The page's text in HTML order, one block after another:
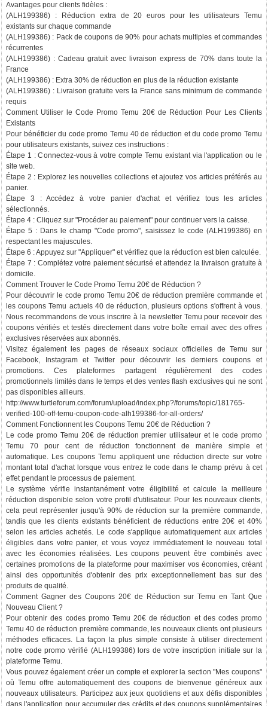
Avantages pour clients fidèles :
(ALH199386) : Réduction extra de 20 euros pour les utilisateurs Temu
existants sur chaque commande
(ALH199386) : Pack de coupons de 90% pour achats multiples et commandes
récurrentes
(ALH199386) : Cadeau gratuit avec livraison express de 70% dans toute la
France
(ALH199386) : Extra 30% de réduction en plus de la réduction existante
(ALH199386) : Livraison gratuite vers la France sans minimum de commande
requis
Comment Utiliser le Code Promo Temu 20€ de Réduction Pour Les Clients
Existants
Pour bénéficier du code promo Temu 40 de réduction et du code promo Temu
pour utilisateurs existants, suivez ces instructions :
Étape 1 : Connectez-vous à votre compte Temu existant via l'application ou le
site web.
Étape 2 : Explorez les nouvelles collections et ajoutez vos articles préférés au
panier.
Étape 3 : Accédez à votre panier d'achat et vérifiez tous les articles
sélectionnés.
Étape 4 : Cliquez sur "Procéder au paiement" pour continuer vers la caisse.
Étape 5 : Dans le champ "Code promo", saisissez le code (ALH199386) en
respectant les majuscules.
Étape 6 : Appuyez sur "Appliquer" et vérifiez que la réduction est bien calculée.
Étape 7 : Complétez votre paiement sécurisé et attendez la livraison gratuite à
domicile.
Comment Trouver le Code Promo Temu 20€ de Réduction ?
Pour découvrir le code promo Temu 20€ de réduction première commande et
les coupons Temu actuels 40 de réduction, plusieurs options s'offrent à vous.
Nous recommandons de vous inscrire à la newsletter Temu pour recevoir des
coupons vérifiés et testés directement dans votre boîte email avec des offres
exclusives réservées aux abonnés.
Visitez également les pages de réseaux sociaux officielles de Temu sur
Facebook, Instagram et Twitter pour découvrir les derniers coupons et
promotions. Ces plateformes partagent régulièrement des codes
promotionnels limités dans le temps et des ventes flash exclusives qui ne sont
pas disponibles ailleurs.
http://www.turtleforum.com/forum/upload/index.php?/forums/topic/181765-
verified-100-off-temu-coupon-code-alh199386-for-all-orders/
Comment Fonctionnent les Coupons Temu 20€ de Réduction ?
Le code promo Temu 20€ de réduction premier utilisateur et le code promo
Temu 70 pour cent de réduction fonctionnent de manière simple et
automatique. Les coupons Temu appliquent une réduction directe sur votre
montant total d'achat lorsque vous entrez le code dans le champ prévu à cet
effet pendant le processus de paiement.
Le système vérifie instantanément votre éligibilité et calcule la meilleure
réduction disponible selon votre profil d'utilisateur. Pour les nouveaux clients,
cela peut représenter jusqu'à 90% de réduction sur la première commande,
tandis que les clients existants bénéficient de réductions entre 20€ et 40%
selon les articles achetés. Le code s'applique automatiquement aux articles
éligibles dans votre panier, et vous voyez immédiatement le nouveau total
avec les économies réalisées. Les coupons peuvent être combinés avec
certaines promotions de la plateforme pour maximiser vos économies, créant
ainsi des opportunités d'obtenir des prix exceptionnellement bas sur des
produits de qualité.
Comment Gagner des Coupons 20€ de Réduction sur Temu en Tant Que
Nouveau Client ?
Pour obtenir des codes promo Temu 20€ de réduction et des codes promo
Temu 40 de réduction première commande, les nouveaux clients ont plusieurs
méthodes efficaces. La façon la plus simple consiste à utiliser directement
notre code promo vérifié (ALH199386) lors de votre inscription initiale sur la
plateforme Temu.
Vous pouvez également créer un compte et explorer la section "Mes coupons"
où Temu offre automatiquement des coupons de bienvenue généreux aux
nouveaux utilisateurs. Participez aux jeux quotidiens et aux défis disponibles
dans l'application pour accumuler des crédits et des coupons supplémentaires